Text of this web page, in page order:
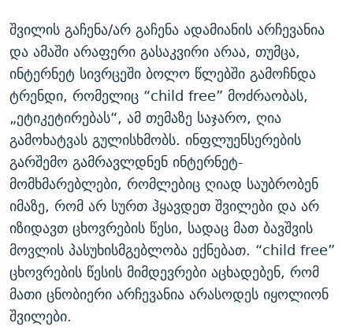
შვილის გაჩენა/არ გაჩენა ადამიანის არჩევანია
და ამაში არაფერი გასაკვირი არაა, თუმცა,
ინტერნეტ სივრცეში ბოლო წლებში გამოჩნდა
ტრენდი, რომელიც “child free” მოძრაობას,
„ეტიკეტირებას“, ამ თემაზე საჯარო, ღია
გამოხატვას გულისხმობს. ინფლუენსერების
გარშემო გამრავლდნენ ინტერნეტ-
მომხმარებლები, რომლებიც ღიად საუბრობენ
იმაზე, რომ არ სურთ ჰყავდეთ შვილები და არ
იზიდავთ ცხოვრების წესი, სადაც მათ ბავშვის
მოვლის პასუხისმგებლობა ექნებათ. “child free”
ცხოვრების წესის მიმდევრები აცხადებენ, რომ
მათი ცნობიერი არჩევანია არასოდეს იყოლიონ
შვილები.